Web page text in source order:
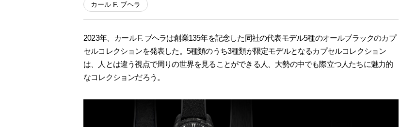
カール F. ブヘラ
2023年、カール F. ブヘラは創業135年を記念した同社の代表モデル5種のオールブラックのカプ
セルコレクションを発表した。5種類のうち3種類が限定モデルとなるカプセルコレクション
は、人とは違う視点で周りの世界を見ることができる人、大勢の中でも際立つ人たちに魅力的
なコレクションだろう。